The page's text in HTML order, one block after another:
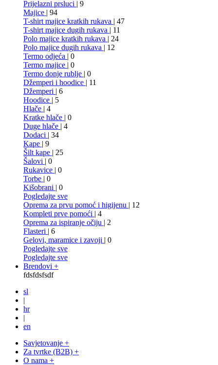
Prijelazni prsluci | 9
Majice | 94
T-shirt majice kratkih rukava | 47
T-shirt majice dugih rukava | 11
Polo majice kratkih rukava | 24
Polo majice dugih rukava | 12
Termo odjeća | 0
Termo majice | 0
Termo donje rublje | 0
Džemperi i hoodice | 11
Džemperi | 6
Hoodice | 5
Hlače | 4
Kratke hlače | 0
Duge hlače | 4
Dodaci | 34
Kape | 9
Šilt kape | 25
Šalovi | 0
Rukavice | 0
Torbe | 0
Kišobrani | 0
Pogledajte sve
Oprema za prvu pomoć i higijenu | 12
Kompleti prve pomoći | 4
Oprema za ispiranje očiju | 2
Flasteri | 6
Gelovi, maramice i zavoji | 0
Pogledajte sve
Pogledajte sve
Brendovi +
fdsfdsfsdf
sl
|
hr
|
en
Savjetovanje +
Za tvrtke (B2B) +
O nama +